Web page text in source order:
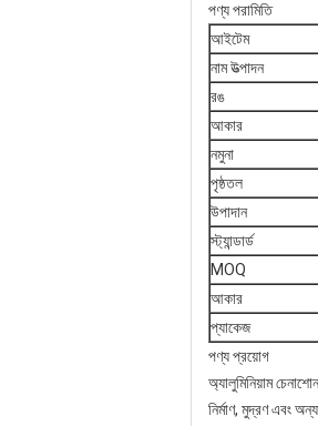
পণ্য পরামিতি
আইটেম
নাম উত্পাদন
রঙ
আকার
নমুনা
পৃষ্ঠতল
উপাদান
স্ট্যান্ডার্ড
MOQ
আকার
প্যাকেজ
পণ্য প্রয়োগ
অ্যালুমিনিয়াম
নির্মাণ, মুদ্রণ এবং